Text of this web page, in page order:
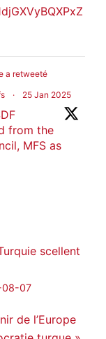
a retweeté
· 25 Jan 2025
from the
MFS as
a retweeté
24 Jan 2025
made a
meeting
scellent
08-07
de l’Europe